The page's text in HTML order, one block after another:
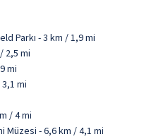
Parkı - 3 km / 1,9 mi
2,5 mi
mi
mi
/ 4 mi
Müzesi - 6,6 km / 4,1 mi